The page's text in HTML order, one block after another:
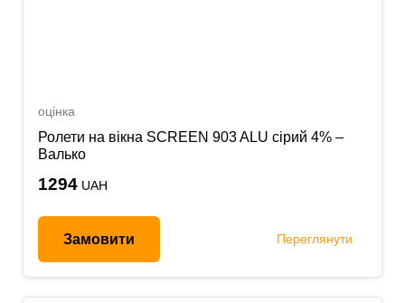
оцінка
Ролети на вікна SCREEN 903 ALU сірий 4% –
Валько
1294 UAH
Замовити Переглянути